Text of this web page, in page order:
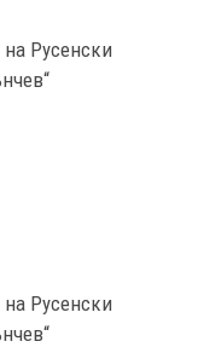
на Русенски
на Русенски